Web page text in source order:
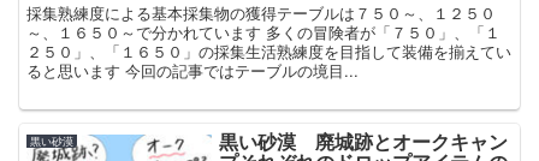
採集熟練度による基本採集物の獲得テーブルは７５０～、１２５０
～、１６５０～で分かれています 多くの冒険者が「７５０」、「１
２５０」、「１６５０」の採集生活熟練度を目指して装備を揃えてい
ると思います 今回の記事ではテーブルの境目...
黒い砂漠 黒い砂漠 廃城跡とオークキャン